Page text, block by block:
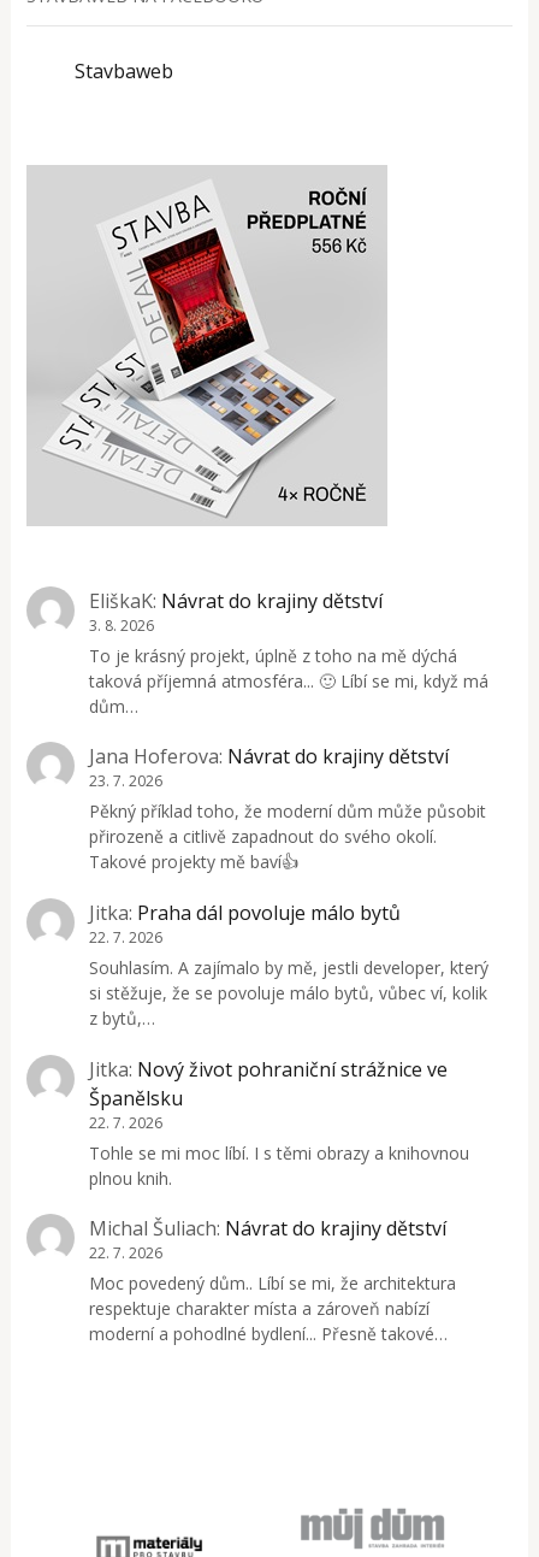
Stavbaweb
EliškaK: Návrat do krajiny dětství
3. 8. 2026
To je krásný projekt, úplně z toho na mě dýchá
taková příjemná atmosféra... 🙂 Líbí se mi, když má
dům…
Jana Hoferova: Návrat do krajiny dětství
23. 7. 2026
Pěkný příklad toho, že moderní dům může působit
přirozeně a citlivě zapadnout do svého okolí.
Takové projekty mě baví👍
Jitka: Praha dál povoluje málo bytů
22. 7. 2026
Souhlasím. A zajímalo by mě, jestli developer, který
si stěžuje, že se povoluje málo bytů, vůbec ví, kolik
z bytů,…
Jitka: Nový život pohraniční strážnice ve
Španělsku
22. 7. 2026
Tohle se mi moc líbí. I s těmi obrazy a knihovnou
plnou knih.
Michal Šuliach: Návrat do krajiny dětství
22. 7. 2026
Moc povedený dům.. Líbí se mi, že architektura
respektuje charakter místa a zároveň nabízí
moderní a pohodlné bydlení... Přesně takové…